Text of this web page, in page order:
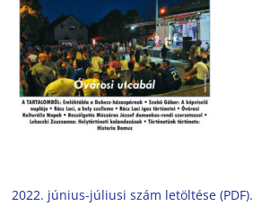
2022. június-júliusi szám letöltése (PDF).